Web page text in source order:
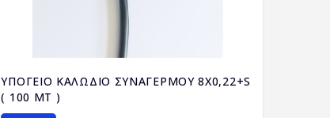
ΥΠΟΓΕΙΟ ΚΑΛΩΔΙΟ ΣΥΝΑΓΕΡΜΟΥ 8X0,22+S
( 100 MT )